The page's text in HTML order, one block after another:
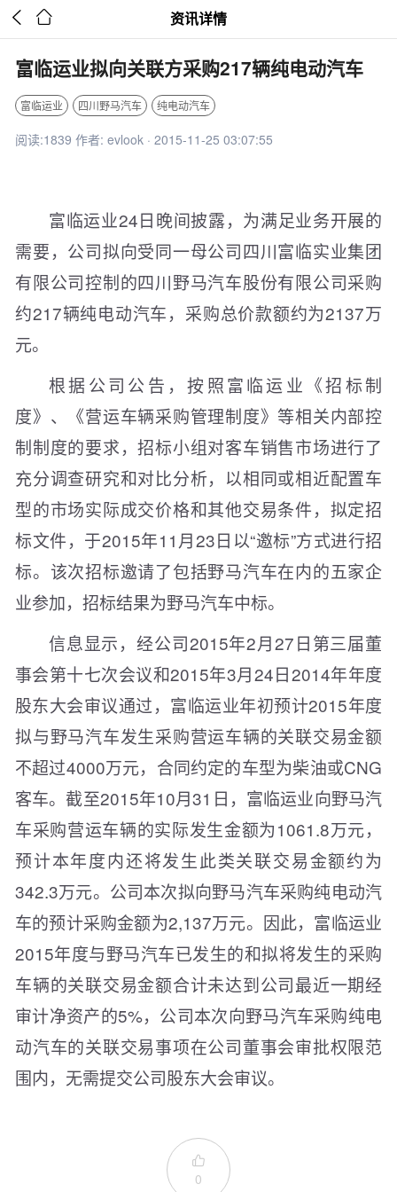
  资讯详情
富临运业拟向关联方采购217辆纯电动汽车
富临运业 四川野马汽车 纯电动汽车
阅读:1839 作者: evlook · 2015-11-25 03:07:55
富临运业24日晚间披露，为满足业务开展的
需要，公司拟向受同一母公司四川富临实业集团
有限公司控制的四川野马汽车股份有限公司采购
约217辆纯电动汽车，采购总价款额约为2137万
元。
根据公司公告，按照富临运业《招标制
度》、《营运车辆采购管理制度》等相关内部控
制制度的要求，招标小组对客车销售市场进行了
充分调查研究和对比分析，以相同或相近配置车
型的市场实际成交价格和其他交易条件，拟定招
标文件，于2015年11月23日以“邀标”方式进行招
标。该次招标邀请了包括野马汽车在内的五家企
业参加，招标结果为野马汽车中标。
信息显示，经公司2015年2月27日第三届董
事会第十七次会议和2015年3月24日2014年年度
股东大会审议通过，富临运业年初预计2015年度
拟与野马汽车发生采购营运车辆的关联交易金额
不超过4000万元，合同约定的车型为柴油或CNG
客车。截至2015年10月31日，富临运业向野马汽
车采购营运车辆的实际发生金额为1061.8万元，
预计本年度内还将发生此类关联交易金额约为
342.3万元。公司本次拟向野马汽车采购纯电动汽
车的预计采购金额为2,137万元。因此，富临运业
2015年度与野马汽车已发生的和拟将发生的采购
车辆的关联交易金额合计未达到公司最近一期经
审计净资产的5%，公司本次向野马汽车采购纯电
动汽车的关联交易事项在公司董事会审批权限范
围内，无需提交公司股东大会审议。

0